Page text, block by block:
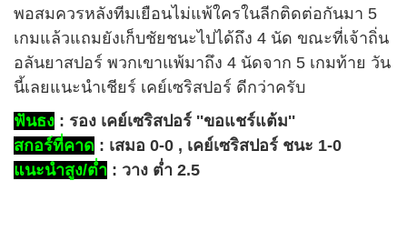
พอสมควรหลังทีมเยือนไม่แพ้ใครในลีกติดต่อกันมา 5
เกมแล้วแถมยังเก็บชัยชนะไปได้ถึง 4 นัด ขณะที่เจ้าถิ่น
อลันยาสปอร์ พวกเขาแพ้มาถึง 4 นัดจาก 5 เกมท้าย วัน
นี้เลยแนะนำเชียร์ เคย์เซริสปอร์ ดีกว่าครับ
ฟันธง : รอง เคย์เซริสปอร์ ''ขอแชร์แต้ม''
สกอร์ที่คาด : เสมอ 0-0 , เคย์เซริสปอร์ ชนะ 1-0
แนะนำสูง/ต่ำ : วาง ต่ำ 2.5